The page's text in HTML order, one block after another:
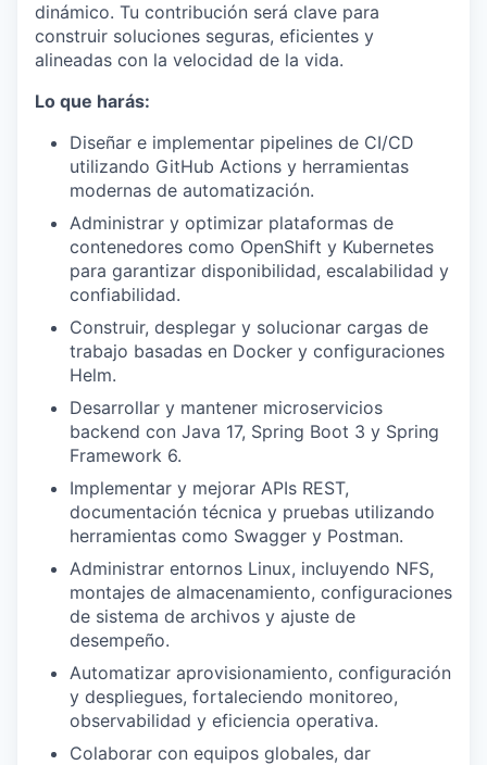
dinámico. Tu contribución será clave para
construir soluciones seguras, eficientes y
alineadas con la velocidad de la vida.
Lo que harás:
Diseñar e implementar pipelines de CI/CD
utilizando GitHub Actions y herramientas
modernas de automatización.
Administrar y optimizar plataformas de
contenedores como OpenShift y Kubernetes
para garantizar disponibilidad, escalabilidad y
confiabilidad.
Construir, desplegar y solucionar cargas de
trabajo basadas en Docker y configuraciones
Helm.
Desarrollar y mantener microservicios
backend con Java 17, Spring Boot 3 y Spring
Framework 6.
Implementar y mejorar APIs REST,
documentación técnica y pruebas utilizando
herramientas como Swagger y Postman.
Administrar entornos Linux, incluyendo NFS,
montajes de almacenamiento, configuraciones
de sistema de archivos y ajuste de
desempeño.
Automatizar aprovisionamiento, configuración
y despliegues, fortaleciendo monitoreo,
observabilidad y eficiencia operativa.
Colaborar con equipos globales, dar